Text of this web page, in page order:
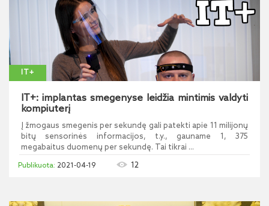
IT+
IT+: implantas smegenyse leidžia mintimis valdyti
kompiuterį
Į žmogaus smegenis per sekundę gali patekti apie 11 milijonų
bitų sensorinės informacijos, t.y., gauname 1, 375
megabaitus duomenų per sekundę. Tai tikrai ...
2021-04-19 12